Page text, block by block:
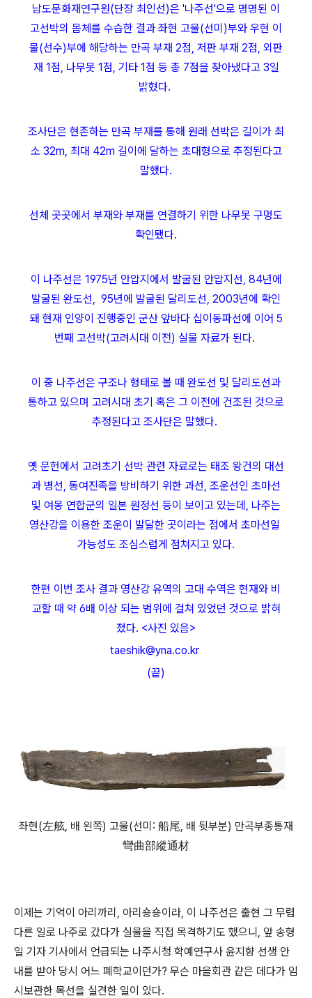
남도문화재연구원(단장 최인선)은 '나주선'으로 명명된 이
고선박의 몸체를 수습한 결과 좌현 고물(선미)부와 우현 이
물(선수)부에 해당하는 만곡 부재 2점, 저판 부재 2점, 외판
재 1점, 나무못 1점, 기타 1점 등 총 7점을 찾아냈다고 3일
밝혔다.
조사단은 현존하는 만곡 부재를 통해 원래 선박은 길이가 최
소 32m, 최대 42m 길이에 달하는 초대형으로 추정된다고
말했다.
선체 곳곳에서 부재와 부재를 연결하기 위한 나무못 구멍도
확인됐다.
이 나주선은 1975년 안압지에서 발굴된 안압지선, 84년에
발굴된 완도선, 95년에 발굴된 달리도선, 2003년에 확인
돼 현재 인양이 진행중인 군산 앞바다 십이동파선에 이어 5
번째 고선박(고려시대 이전) 실물 자료가 된다.
이 중 나주선은 구조나 형태로 볼 때 완도선 및 달리도선과
통하고 있으며 고려시대 초기 혹은 그 이전에 건조된 것으로
추정된다고 조사단은 말했다.
옛 문헌에서 고려초기 선박 관련 자료로는 태조 왕건의 대선
과 병선, 동여진족을 방비하기 위한 과선, 조운선인 초마선
및 여몽 연합군의 일본 원정선 등이 보이고 있는데, 나주는
영산강을 이용한 조운이 발달한 곳이라는 점에서 초마선일
가능성도 조심스럽게 점쳐지고 있다.
한편 이번 조사 결과 영산강 유역의 고대 수역은 현재와 비
교할 때 약 6배 이상 되는 범위에 걸쳐 있었던 것으로 밝혀
졌다. <사진 있음>
taeshik@yna.co.kr
(끝)
좌현(左舷, 배 왼쪽) 고물(선미: 船尾, 배 뒷부분) 만곡부종통재
彎曲部縱通材
이제는 기억이 아리까리, 아리숑숑이라, 이 나주선은 출현 그 무렵
다른 일로 나주로 갔다가 실물을 직접 목격하기도 했으니, 앞 송형
일 기자 기사에서 언급되는 나주시청 학예연구사 윤지향 선생 안
내를 받아 당시 어느 폐학교이던가? 무슨 마을회관 같은 데다가 임
시보관한 목선을 실견한 일이 있다.